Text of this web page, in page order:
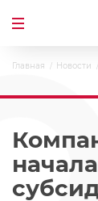
Главная Новости